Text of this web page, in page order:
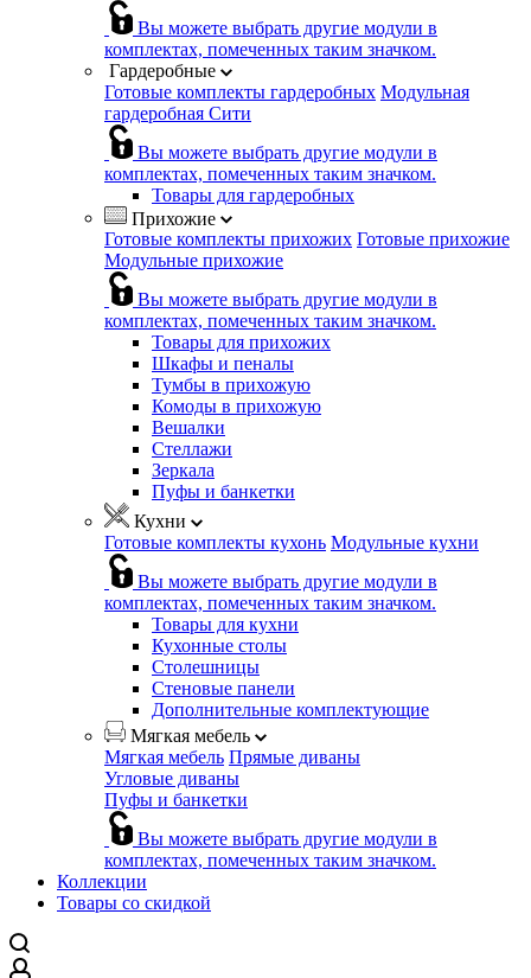
Вы можете выбрать другие модули в
комплектах, помеченных таким значком.
Гардеробные
Готовые комплекты гардеробных Модульная
гардеробная Сити
Вы можете выбрать другие модули в
комплектах, помеченных таким значком.
Товары для гардеробных
Прихожие
Готовые комплекты прихожих Готовые прихожие
Модульные прихожие
Вы можете выбрать другие модули в
комплектах, помеченных таким значком.
Товары для прихожих
Шкафы и пеналы
Тумбы в прихожую
Комоды в прихожую
Вешалки
Стеллажи
Зеркала
Пуфы и банкетки
Кухни
Готовые комплекты кухонь Модульные кухни
Вы можете выбрать другие модули в
комплектах, помеченных таким значком.
Товары для кухни
Кухонные столы
Столешницы
Стеновые панели
Дополнительные комплектующие
Мягкая мебель
Мягкая мебель Прямые диваны
Угловые диваны
Пуфы и банкетки
Вы можете выбрать другие модули в
комплектах, помеченных таким значком.
Коллекции
Товары со скидкой